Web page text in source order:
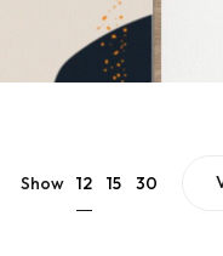
Show 12 15 30